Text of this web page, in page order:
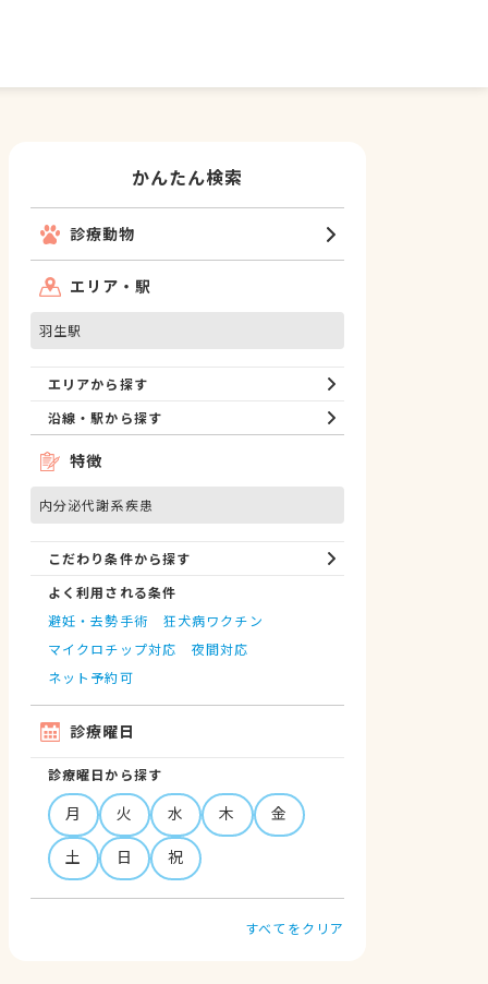
かんたん検索
診療動物
エリア・駅
羽生駅
エリアから探す
沿線・駅から探す
特徴
内分泌代謝系疾患
こだわり条件から探す
よく利用される条件
避妊・去勢手術
狂犬病ワクチン
マイクロチップ対応
夜間対応
ネット予約可
診療曜日
診療曜日から探す
月 火 水 木
金
土
日 祝
すべてをクリア